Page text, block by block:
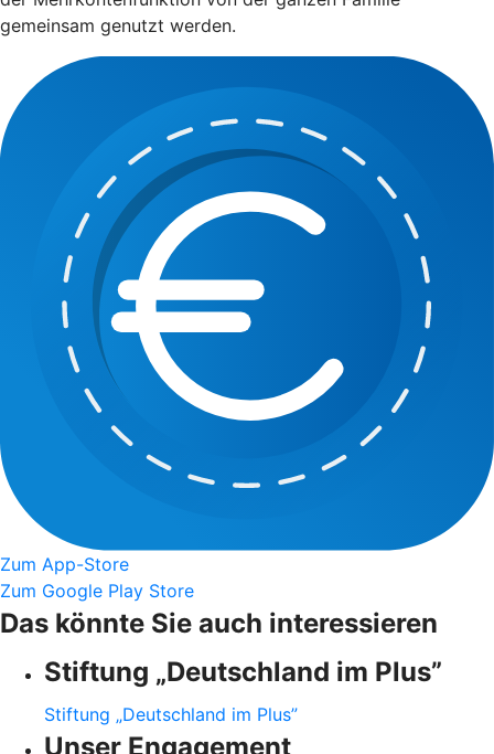
gemeinsam genutzt werden.
Zum App-Store
Zum Google Play Store
Das könnte Sie auch interessieren
Stiftung „Deutschland im Plus”
Stiftung „Deutschland im Plus”
Unser Engagement